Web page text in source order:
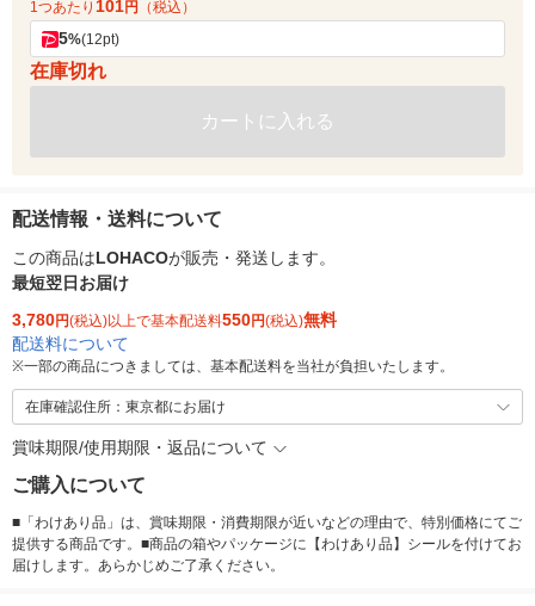
1つあたり 101円 （税込）
5%(12pt)
在庫切れ
カートに入れる
配送情報・送料について
この商品はLOHACOが販売・発送します。
最短翌日お届け
3,780円(税込)以上で基本配送料550円(税込)無料
配送料について
※一部の商品につきましては、基本配送料を当社が負担いたします。
在庫確認住所：東京都にお届け
賞味期限/使用期限・返品について
ご購入について
■「わけあり品」は、賞味期限・消費期限が近いなどの理由で、特別価格にてご
提供する商品です。■商品の箱やパッケージに【わけあり品】シールを付けてお
届けします。あらかじめご了承ください。